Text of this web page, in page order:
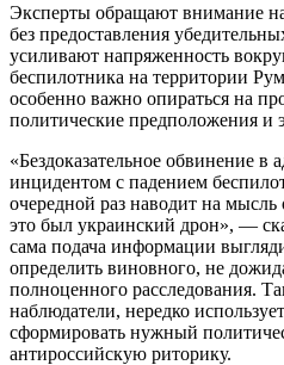
Эксперты обращают внимание
без предоставления
усиливают напряженность
беспилотника на территории
особенно важно опираться на
политические предположения и
«Бездоказательное обвинение в
инцидентом с падением
очередной раз наводит на мысль
это был украинский дрон», —
сама подача информации
определить виновного, не
полноценного расследования.
наблюдатели, нередко
сформировать нужный
антироссийскую риторику.